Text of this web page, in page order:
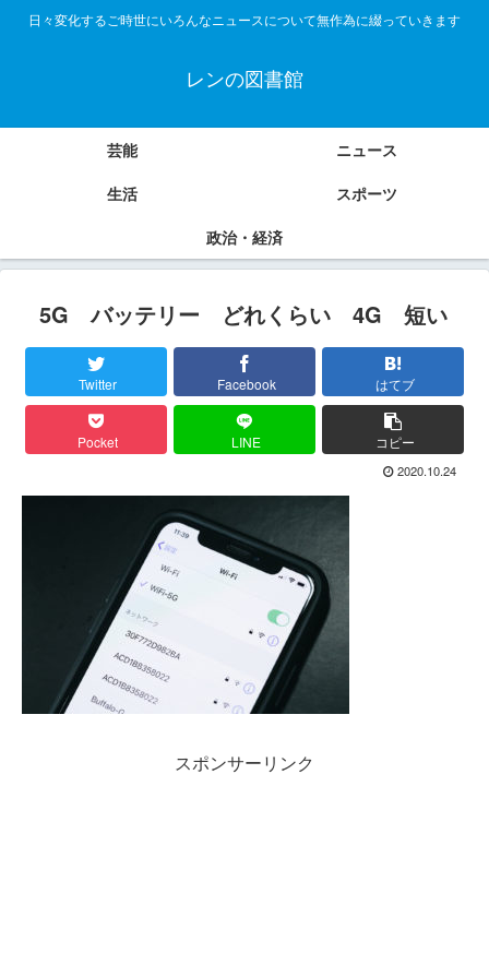
日々変化するご時世にいろんなニュースについて無作為に綴っていきます
レンの図書館
芸能
ニュース
生活
スポーツ
政治・経済
5G バッテリー どれくらい 4G 短い
Twitter Facebook はてブ
Pocket LINE コピー
2020.10.24
スポンサーリンク